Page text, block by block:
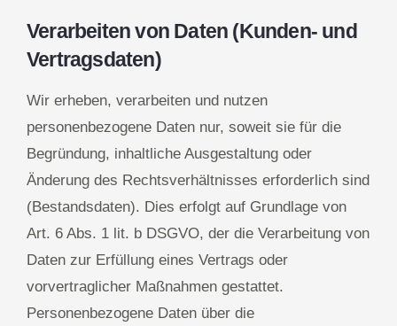
Verarbeiten von Daten (Kunden- und
Vertragsdaten)
Wir erheben, verarbeiten und nutzen
personenbezogene Daten nur, soweit sie für die
Begründung, inhaltliche Ausgestaltung oder
Änderung des Rechtsverhältnisses erforderlich sind
(Bestandsdaten). Dies erfolgt auf Grundlage von
Art. 6 Abs. 1 lit. b DSGVO, der die Verarbeitung von
Daten zur Erfüllung eines Vertrags oder
vorvertraglicher Maßnahmen gestattet.
Personenbezogene Daten über die